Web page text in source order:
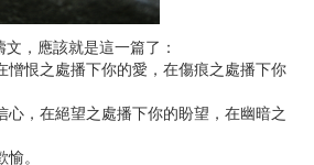
，應該就是這一篇了：
恨之處播下你的愛，在傷痕之處播下你
，在絕望之處播下你的盼望，在幽暗之
。